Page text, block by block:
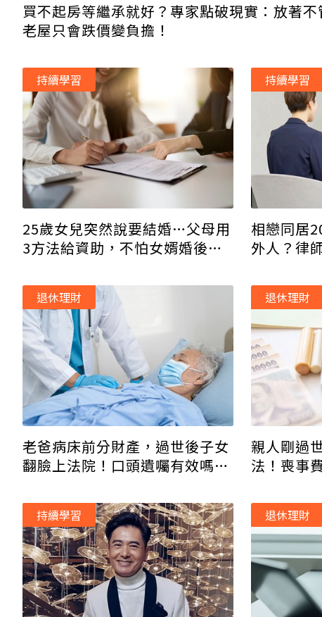
買不起房等繼承就好？專家點破現實：放著不
老屋只會跌價變負擔！
25歲女兒突然說要結婚…父母用
3方法給資助，不怕女婿婚後爭
持續學習
相戀同居
外人？律
持續學習
老爸病床前分財產，過世後子女
翻臉上法院！口頭遺囑有效嗎？
退休理財
親人剛過
法！喪事
退休理財
持續學習 退休理財